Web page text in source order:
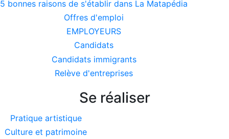
5 bonnes raisons de s'établir dans La Matapédia
Offres d'emploi
EMPLOYEURS
Candidats
Candidats immigrants
Relève d'entreprises
Se réaliser
Pratique artistique
Culture et patrimoine